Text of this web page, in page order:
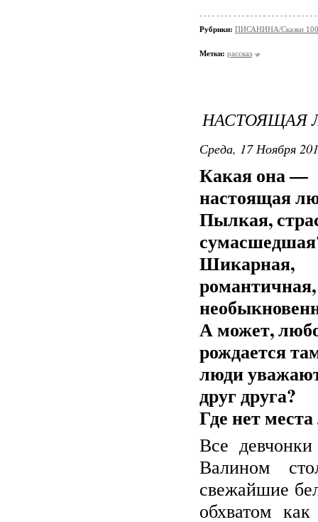
Рубрики: ПИСАНИНА/Сказки
Метки: рассказ
НАСТОЯЩАЯ
Среда, 17 Ноября
Какая она —
настоящая
Пылкая,
Шикарная,
романтичная,
А может,
рождается
люди
друг друга?
Где нет
Все
Валином
свежайшие
обхватом